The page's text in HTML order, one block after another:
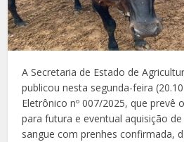
A Secretaria de Estado de
publicou nesta segunda-feira
Eletrônico nº 007/2025, que prevê
para futura e eventual aquisição
sangue com prenhes confirmada,